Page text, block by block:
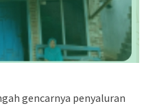
gencarnya penyaluran